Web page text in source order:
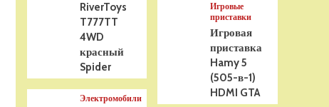
RiverToys
T777TT
4WD
красный
Spider
Электромобили
Игровые
приставки
Игровая
приставка
Hamy 5
(505-в-1)
HDMI GTA